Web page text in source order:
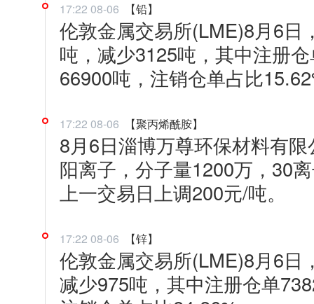
17:22 08-06 【铅】
伦敦金属交易所(LME)8月6日
吨，减少3125吨，其中注册
66900吨，注销仓单占比
17:22 08-06 【聚丙烯酰胺】
8月6日淄博万尊环保材料有
阳离子，分子量1200万，30
上一交易日上调200元/吨。
17:22 08-06 【锌】
伦敦金属交易所(LME)8月6日
减少975吨，其中注册仓单